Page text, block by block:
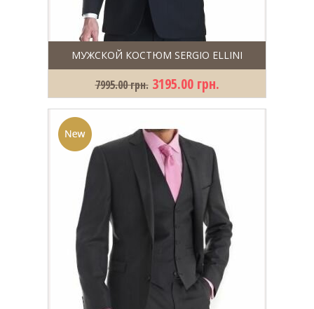
МУЖСКОЙ КОСТЮМ SERGIO ELLINI
7995.00 грн. 3195.00 грн.